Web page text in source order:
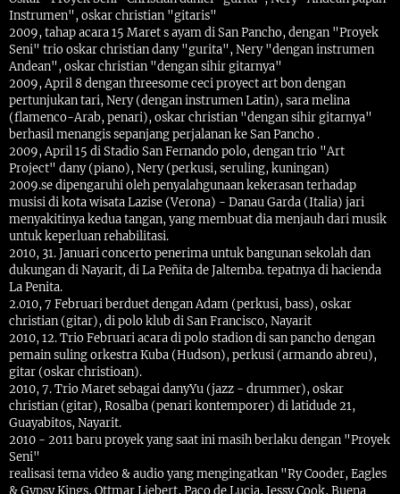
Instrumen", oskar christian "gitaris"
2009, tahap acara 15 Maret s ayam di San Pancho, dengan "Proyek
Seni" trio oskar christian dany "gurita", Nery "dengan instrumen
Andean", oskar christian "dengan sihir gitarnya"
2009, April 8 dengan threesome ceci proyect art bon dengan
pertunjukan tari, Nery (dengan instrumen Latin), sara melina
(flamenco-Arab, penari), oskar christian "dengan sihir gitarnya"
berhasil menangis sepanjang perjalanan ke San Pancho .
2009, April 15 di Stadio San Fernando polo, dengan trio "Art
Project" dany (piano), Nery (perkusi, seruling, kuningan)
2009.se dipengaruhi oleh penyalahgunaan kekerasan terhadap
musisi di kota wisata Lazise (Verona) - Danau Garda (Italia) jari
menyakitinya kedua tangan, yang membuat dia menjauh dari musik
untuk keperluan rehabilitasi.
2010, 31. Januari concerto penerima untuk bangunan sekolah dan
dukungan di Nayarit, di La Peñita de Jaltemba. tepatnya di hacienda
La Penita.
2.010, 7 Februari berduet dengan Adam (perkusi, bass), oskar
christian (gitar), di polo klub di San Francisco, Nayarit
2010, 12. Trio Februari acara di polo stadion di san pancho dengan
pemain suling orkestra Kuba (Hudson), perkusi (armando abreu),
gitar (oskar christioan).
2010, 7. Trio Maret sebagai danyYu (jazz - drummer), oskar
christian (gitar), Rosalba (penari kontemporer) di latidude 21,
Guayabitos, Nayarit.
2010 - 2011 baru proyek yang saat ini masih berlaku dengan "Proyek
Seni"
realisasi tema video & audio yang mengingatkan "Ry Cooder, Eagles
& Gypsy Kings, Ottmar Liebert, Paco de Lucia, Jessy Cook, Buena